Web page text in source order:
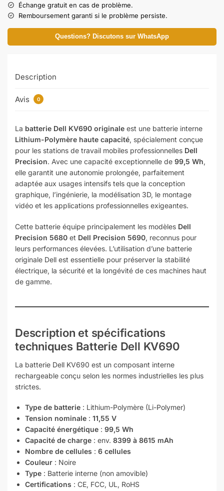
Échange gratuit en cas de problème.
Remboursement garanti si le problème persiste.
Questions? Discutons sur WhatsApp
Description
Avis 0
La batterie Dell KV690 originale est une batterie interne
Lithium-Polymère haute capacité, spécialement conçue
pour les stations de travail mobiles professionnelles Dell
Precision. Avec une capacité exceptionnelle de 99,5 Wh,
elle garantit une autonomie prolongée, parfaitement
adaptée aux usages intensifs tels que la conception
graphique, l’ingénierie, la modélisation 3D, le montage
vidéo et les applications professionnelles exigeantes.
Cette batterie équipe principalement les modèles Dell
Precision 5680 et Dell Precision 5690, reconnus pour
leurs performances élevées. L’utilisation d’une batterie
originale Dell est essentielle pour préserver la stabilité
électrique, la sécurité et la longévité de ces machines haut
de gamme.
Description et spécifications
techniques Batterie Dell KV690
La batterie Dell KV690 est un composant interne
rechargeable conçu selon les normes industrielles les plus
strictes.
Type de batterie : Lithium-Polymère (Li-Polymer)
Tension nominale : 11,55 V
Capacité énergétique : 99,5 Wh
Capacité de charge : env. 8399 à 8615 mAh
Nombre de cellules : 6 cellules
Couleur : Noire
Type : Batterie interne (non amovible)
Certifications : CE, FCC, UL, RoHS